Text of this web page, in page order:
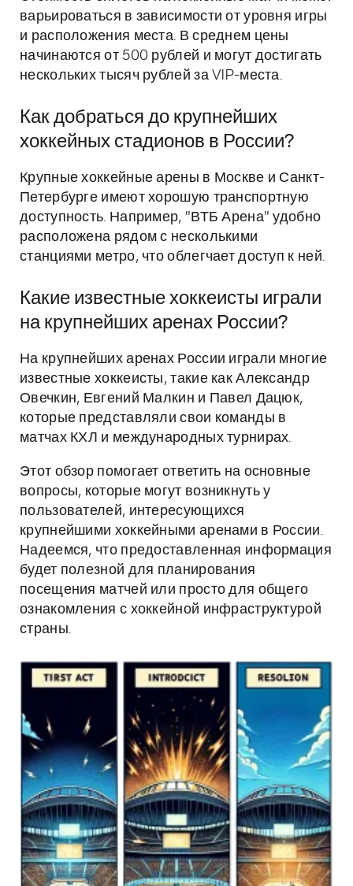
варьироваться в зависимости от уровня игры
и расположения места. В среднем цены
начинаются от 500 рублей и могут достигать
нескольких тысяч рублей за VIP-места.
Как добраться до крупнейших
хоккейных стадионов в России?
Крупные хоккейные арены в Москве и Санкт-
Петербурге имеют хорошую транспортную
доступность. Например, "ВТБ Арена" удобно
расположена рядом с несколькими
станциями метро, что облегчает доступ к ней.
Какие известные хоккеисты играли
на крупнейших аренах России?
На крупнейших аренах России играли многие
известные хоккеисты, такие как Александр
Овечкин, Евгений Малкин и Павел Дацюк,
которые представляли свои команды в
матчах КХЛ и международных турнирах.
Этот обзор помогает ответить на основные
вопросы, которые могут возникнуть у
пользователей, интересующихся
крупнейшими хоккейными аренами в России.
Надеемся, что предоставленная информация
будет полезной для планирования
посещения матчей или просто для общего
ознакомления с хоккейной инфраструктурой
страны.